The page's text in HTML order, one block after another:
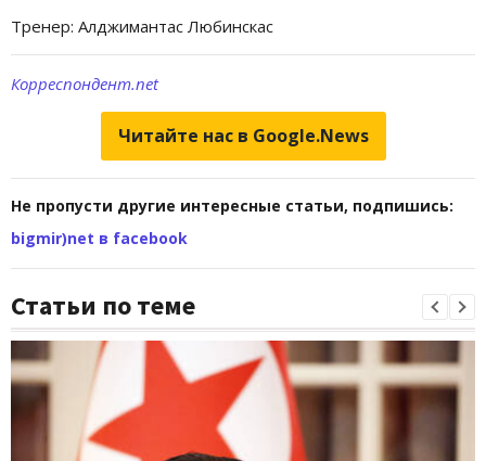
Тренер: Алджимантас Любинскас
Корреспондент.net
Читайте нас в Google.News
Не пропусти другие интересные статьи, подпишись:
bigmir)net в facebook
Статьи по теме